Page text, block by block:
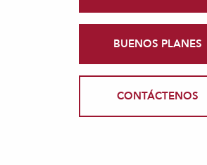
BUENOS PLANES
CONTÁCTENOS